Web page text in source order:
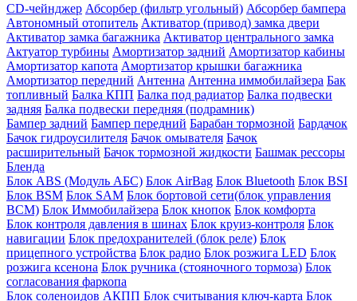
CD-чейнджер Абсорбер (фильтр угольный) Абсорбер бампера
Автономный отопитель Активатор (привод) замка двери
Активатор замка багажника Активатор центрального замка
Актуатор турбины Амортизатор задний Амортизатор кабины
Амортизатор капота Амортизатор крышки багажника
Амортизатор передний Антенна Антенна иммобилайзера Бак
топливный Балка КПП Балка под радиатор Балка подвески
задняя Балка подвески передняя (подрамник)
Бампер задний Бампер передний Барабан тормозной Бардачок
Бачок гидроусилителя Бачок омывателя Бачок
расширительный Бачок тормозной жидкости Башмак рессоры
Бленда
Блок ABS (Модуль АБС) Блок AirBag Блок Bluetooth Блок BSI
Блок BSM Блок SAM Блок бортовой сети(блок управления
BCM) Блок Иммобилайзера Блок кнопок Блок комфорта
Блок контроля давления в шинах Блок круиз-контроля Блок
навигации Блок предохранителей (блок реле) Блок
прицепного устройства Блок радио Блок розжига LED Блок
розжига ксенона Блок ручника (стояночного тормоза) Блок
согласования фаркопа
Блок соленоидов АКПП Блок считывания ключ-карта Блок